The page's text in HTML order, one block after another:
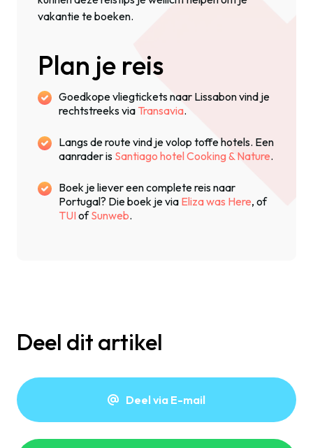
vakantie te boeken.
Plan je reis
Goedkope vliegtickets naar Lissabon vind je
rechtstreeks via Transavia.
Langs de route vind je volop toffe hotels. Een
aanrader is Santiago hotel Cooking & Nature.
Boek je liever een complete reis naar
Portugal? Die boek je via Eliza was Here, of
TUIofSunweb.
Deel dit artikel
Deel via E-mail